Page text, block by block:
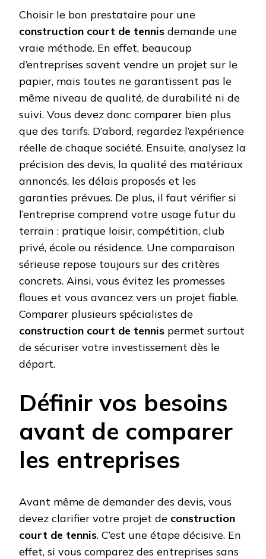
Choisir le bon prestataire pour une
construction court de tennis demande une
vraie méthode. En effet, beaucoup
d’entreprises savent vendre un projet sur le
papier, mais toutes ne garantissent pas le
même niveau de qualité, de durabilité ni de
suivi. Vous devez donc comparer bien plus
que des tarifs. D’abord, regardez l’expérience
réelle de chaque société. Ensuite, analysez la
précision des devis, la qualité des matériaux
annoncés, les délais proposés et les
garanties prévues. De plus, il faut vérifier si
l’entreprise comprend votre usage futur du
terrain : pratique loisir, compétition, club
privé, école ou résidence. Une comparaison
sérieuse repose toujours sur des critères
concrets. Ainsi, vous évitez les promesses
floues et vous avancez vers un projet fiable.
Comparer plusieurs spécialistes de
construction court de tennis permet surtout
de sécuriser votre investissement dès le
départ.
Définir vos besoins
avant de comparer
les entreprises
Avant même de demander des devis, vous
devez clarifier votre projet de construction
court de tennis. C’est une étape décisive. En
effet, si vous comparez des entreprises sans